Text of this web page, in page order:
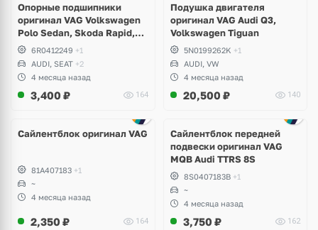
Опорные подшипники
оригинал VAG Volkswagen
Polo Sedan, Skoda Rapid,
Audi A1
6R0412249 +1
AUDI, SEAT +2
4 месяца назад
3,400 ₽ 164
Подушка двигателя
оригинал VAG Audi Q3,
Volkswagen Tiguan
5N0199262K +1
AUDI, VW
4 месяца назад
20,500 ₽ 140
Сайлентблок оригинал VAG
81A407183 +1
~
4 месяца назад
2,350 ₽ 164
Сайлентблок передней
подвески оригинал VAG
MQB Audi TTRS 8S
8S0407183B +1
~
4 месяца назад
3,750 ₽ 162